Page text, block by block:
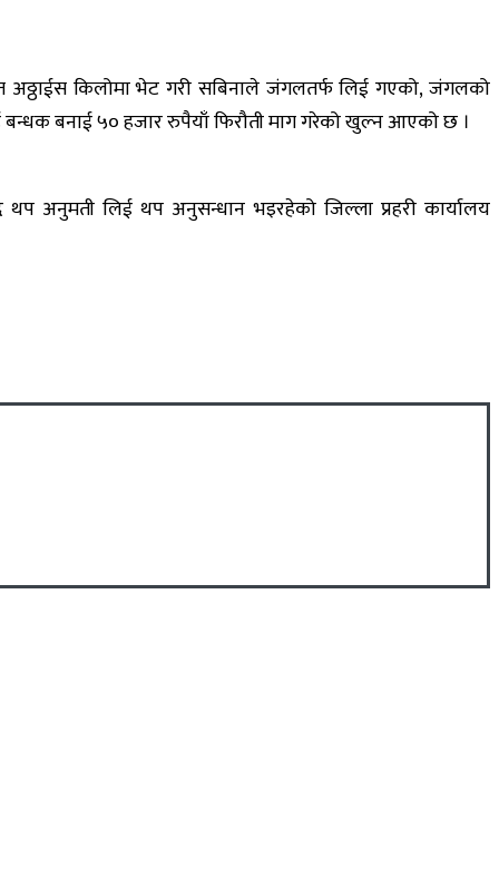
अठ्ठाईस किलोमा भेट गरी सबिनाले जंगलतर्फ लिई गएको, जंगलको
बन्धक बनाई ५० हजार रुपैयाँ फिरौती माग गरेको खुल्न आएको छ ।
अनुमती लिई थप अनुसन्धान भइरहेको जिल्ला प्रहरी कार्यालय